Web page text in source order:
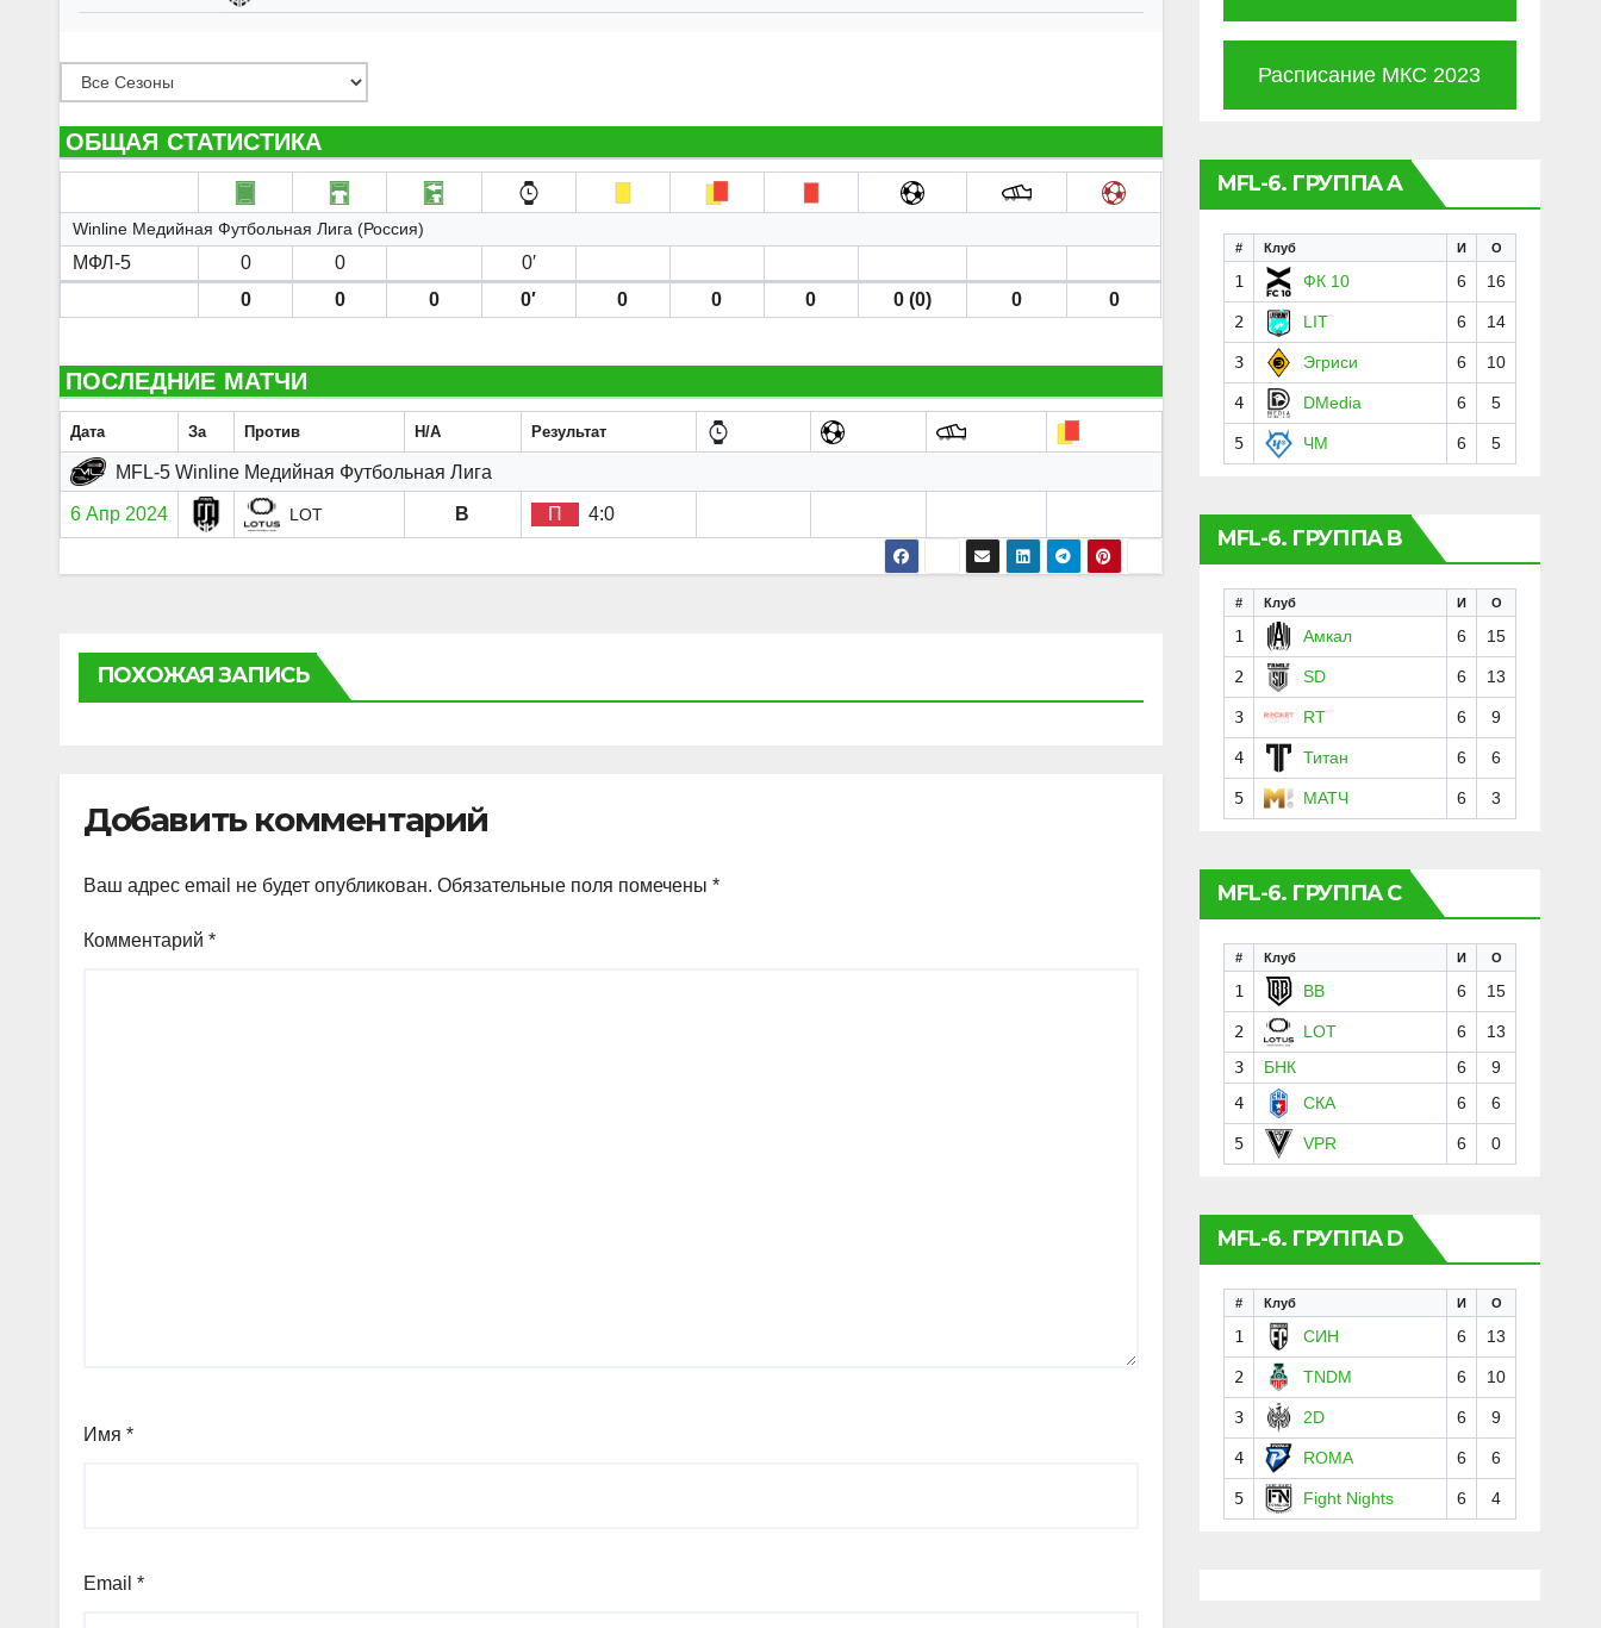
ОБЩАЯ СТАТИСТИКА
Winline Медийная Футбольная Лига (Россия)
МФЛ-5 0 0
0′
0
0 0 0′ 0 0 0 0 (0) 0 0
ПОСЛЕДНИЕ МАТЧИ
Дата За Против H/A Результат
MFL-5 Winline Медийная Футбольная Лига
6 Апр 2024 LOT В П 4:0
ПОХОЖАЯ ЗАПИСЬ
Добавить комментарий
Ваш адрес email не будет опубликован. Обязательные поля помечены *
Комментарий *
Имя *
Email *
Расписание МКС 2023
MFL-6. ГРУППА A
# Клуб И О
1 ФК 10 6 16
2 LIT 6 14
3 Эгриси 6 10
4 DMedia 6 5
5 ЧМ 6 5
MFL-6. ГРУППА B
# Клуб И О
1 Амкал 6 15
2 SD 6 13
3 RT 6 9
4 Титан 6 6
5 МАТЧ 6 3
MFL-6. ГРУППА C
# Клуб И О
1 BB 6 15
2 LOT 6
13
3
БНК 6
9
4
СКА 6 6
5 VPR 6 0
MFL-6. ГРУППА D
# Клуб И О
1 СИН 6 13
2 TNDM 6 10
3 2D 6 9
4 ROMA 6 6
5 Fight Nights 6 4